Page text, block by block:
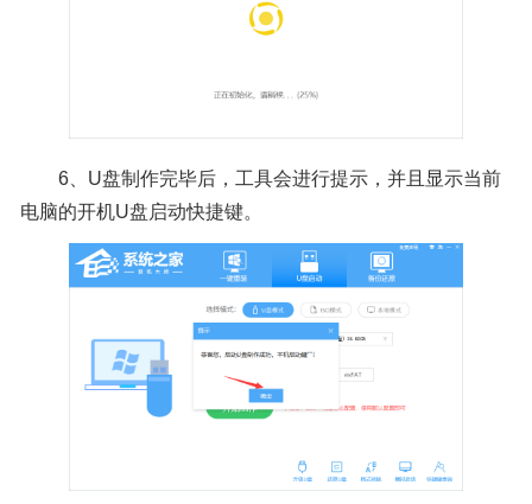
6、U盘制作完毕后，工具会进行提示，并且显示当前
电脑的开机U盘启动快捷键。